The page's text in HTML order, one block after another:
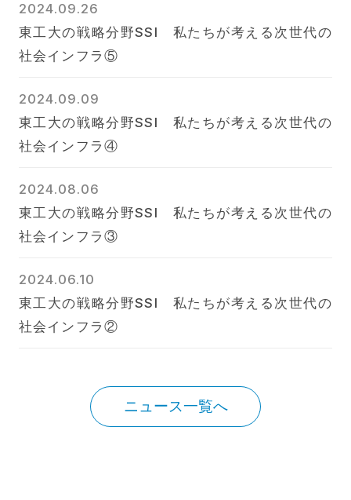
2024.09.26
東工大の戦略分野SSI 私たちが考える次世代の
社会インフラ⑤
2024.09.09
東工大の戦略分野SSI 私たちが考える次世代の
社会インフラ④
2024.08.06
東工大の戦略分野SSI 私たちが考える次世代の
社会インフラ③
2024.06.10
東工大の戦略分野SSI 私たちが考える次世代の
社会インフラ②
ニュース一覧へ